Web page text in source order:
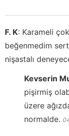
F. K: Karameli
beğenmedim
nişastalı
Kevserin
pişirmiş
üzere
normalde.